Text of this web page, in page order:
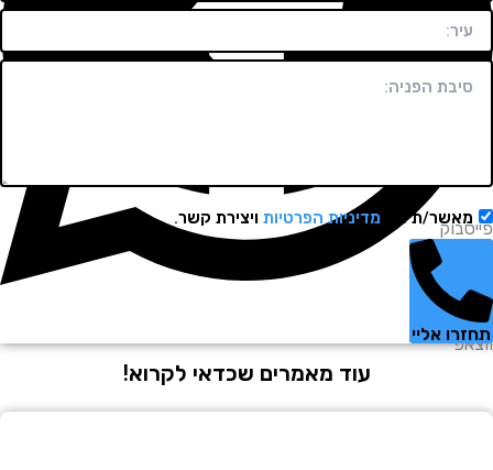
ת אתמדיניות הפרטיותויצירת קשר.
אליי
עוד מאמרים שכדאי לקרוא!